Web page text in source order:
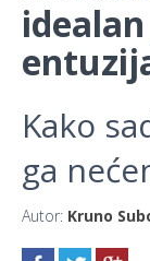
Kako
ga
Autor: Kruno